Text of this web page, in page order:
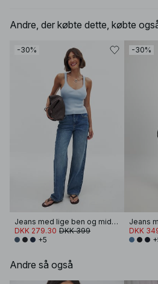
Andre, der købte dette, købte
-30%
Jeans med lige ben og miditalje
DKK 279.30 DKK 399
+5
-30%
Jeans
DKK
Andre så også